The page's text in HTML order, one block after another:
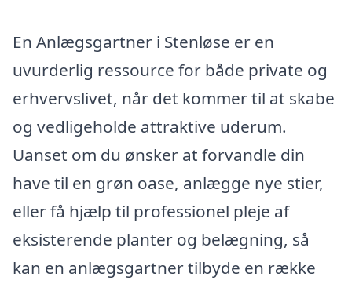
En Anlægsgartner i Stenløse er en
uvurderlig ressource for både private og
erhvervslivet, når det kommer til at skabe
og vedligeholde attraktive uderum.
Uanset om du ønsker at forvandle din
have til en grøn oase, anlægge nye stier,
eller få hjælp til professionel pleje af
eksisterende planter og belægning, så
kan en anlægsgartner tilbyde en række